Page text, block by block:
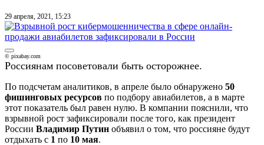
29 апреля, 2021, 15:23
© pixabay.com
Россиянам посоветовали быть осторожнее.
По подсчетам аналитиков, в апреле было обнаружено 50
фишинговых ресурсов по подбору авиабилетов, а в марте
этот показатель был равен нулю. В компании пояснили, что
взрывной рост зафиксировали после того, как президент
России Владимир Путин объявил о том, что россияне будут
отдыхать с 1 по 10 мая.